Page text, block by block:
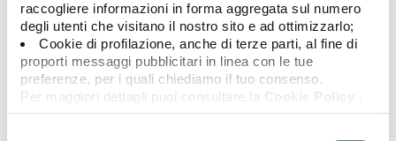
raccogliere informazioni in forma aggregata sul numero
degli utenti che visitano il nostro sito e ad ottimizzarlo;
Cookie di profilazione, anche di terze parti, al fine di
proporti messaggi pubblicitari in linea con le tue
preferenze, per i quali chiediamo il tuo consenso.
Per maggiori dettagli puoi consultare la Cookie Policy
Vi preghiamo di verificare l'indirizzo immesso.
(Codice errore: 404).